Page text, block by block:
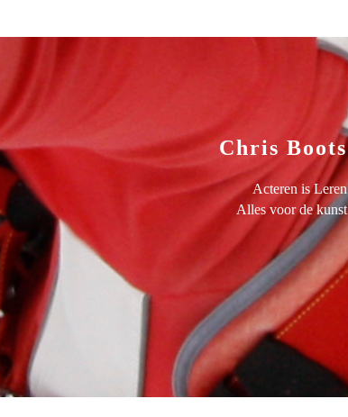
Chris Boots
Acteren is Leren
Alles voor de kunst